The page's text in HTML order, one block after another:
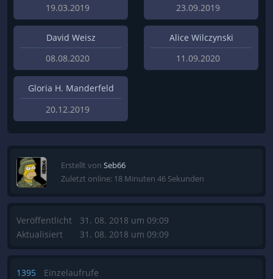
19.03.2019 23.09.2019
David Weisz
08.08.2020
Alice Wilczynski
11.09.2020
Gloria H. Manderfeld
20.12.2019
Erstellt von Seb66
Zuletzt online: 18 Minuten 46 Sekunden
Veröffentlicht
Aktualisiert
31. 08. 2018 um 09:09
31. 08. 2018 um 09:09
1395 Einzelaufrufe